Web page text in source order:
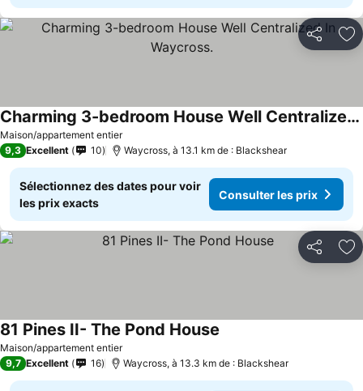
Partager
Maison/appartement entier
Charming 3-bedroom House Well Centralized In Waycross.
9,3 Excellent 10 Waycross, à 13.1 km de : Blackshear
Sélectionnez des dates pour voir
les prix exacts
Consulter les prix
Partager
Maison/appartement entier
81 Pines II- The Pond House
9,7 Excellent 16 Waycross, à 13.3 km de : Blackshear